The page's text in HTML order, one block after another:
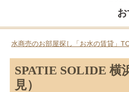
水商売のお部屋探し「お水の賃貸」
SPATIE SOLIDE 横
見）